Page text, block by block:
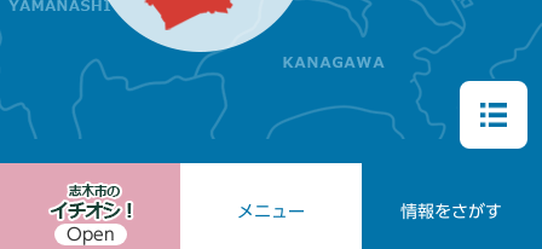
Open
メニュー 情報をさがす